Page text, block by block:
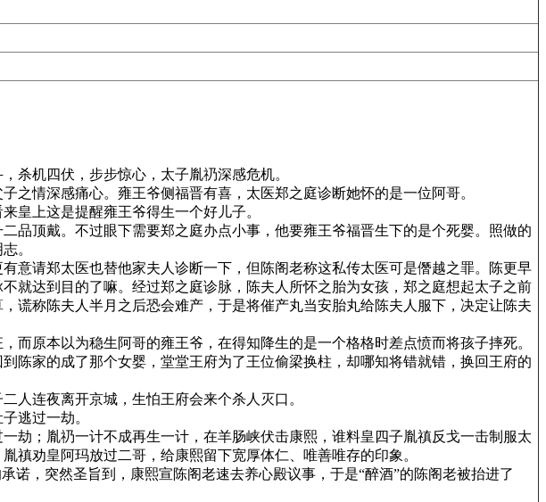
杀机四伏，步步惊心，太子胤礽深感危机。
情深感痛心。雍王爷侧福晋有喜，太医郑之庭诊断她怀的是一位阿哥。
皇上这是提醒雍王爷得生一个好儿子。
顶戴。不过眼下需要郑之庭办点小事，他要雍王爷福晋生下的是个死婴。照做的
。
请郑太医也替他家夫人诊断一下，但陈阁老称这私传太医可是僭越之罪。陈更早
就达到目的了嘛。经过郑之庭诊脉，陈夫人所怀之胎为女孩，郑之庭想起太子之前
谎称陈夫人半月之后恐会难产，于是将催产丸当安胎丸给陈夫人服下，决定让陈夫
原本以为稳生阿哥的雍王爷，在得知降生的是一个格格时差点愤而将孩子摔死。
陈家的成了那个女婴，堂堂王府为了王位偷梁换柱，却哪知将错就错，换回王府的
人连夜离开京城，生怕王府会来个杀人灭口。
逃过一劫。
；胤礽一计不成再生一计，在羊肠峡伏击康熙，谁料皇四子胤禛反戈一击制服太
禛劝皇阿玛放过二哥，给康熙留下宽厚体仁、唯善唯存的印象。
，突然圣旨到，康熙宣陈阁老速去养心殿议事，于是“醉酒”的陈阁老被抬进了